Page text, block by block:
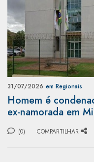
31/07/2026 em Regionais
Homem é
ex-namorada em
(0) COMPARTILHAR